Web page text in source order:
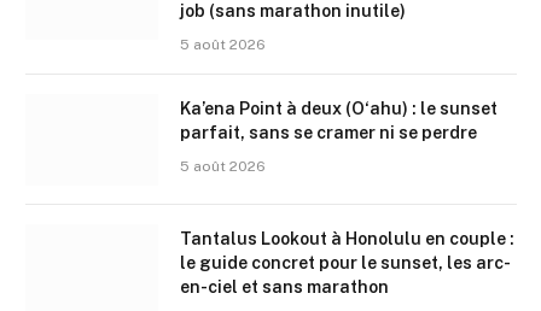
job (sans marathon inutile)
5 août 2026
Ka’ena Point à deux (O‘ahu) : le sunset
parfait, sans se cramer ni se perdre
5 août 2026
Tantalus Lookout à Honolulu en couple :
le guide concret pour le sunset, les arc-
en-ciel et sans marathon